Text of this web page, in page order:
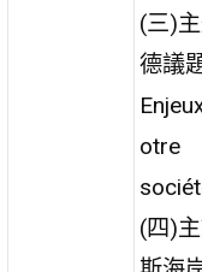
(三)
德議
otre
(四)